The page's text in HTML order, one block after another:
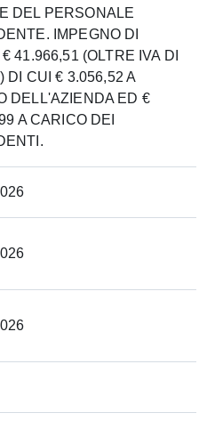
DEL PERSONALE
IMPEGNO DI
41.966,51 (OLTRE IVA DI
DI CUI € 3.056,52 A
DELL'AZIENDA ED €
A CARICO DEI